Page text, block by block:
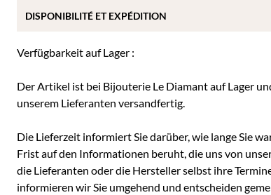
Verfügbarkeit auf Lager :
Der Artikel ist bei Bijouterie Le Diamant auf Lager
unserem Lieferanten versandfertig.
Die Lieferzeit informiert Sie darüber, wie lange Sie
Frist auf den Informationen beruht, die uns von
die Lieferanten oder die Hersteller selbst ihre
informieren wir Sie umgehend und entscheiden
DISPONIBILITÉ ET EXPÉDITION